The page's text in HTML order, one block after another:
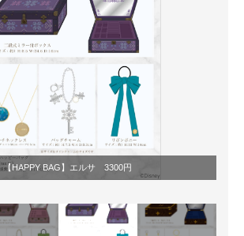
【HAPPY BAG】エルサ 3300円